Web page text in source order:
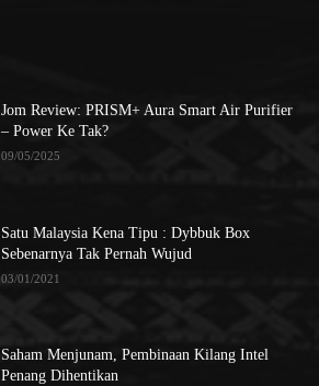
Jom Review: PRISM+ Aura Smart Air Purifier
– Power Ke Tak?
09/05/2025
Satu Malaysia Kena Tipu : Dybbuk Box
Sebenarnya Tak Pernah Wujud
03/01/2021
Saham Menjunam, Pembinaan Kilang Intel
Penang Dihentikan